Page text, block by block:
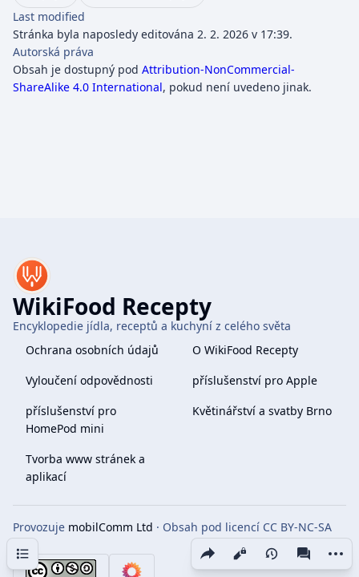
Share this page
Zobrazení
Obsah
Last modified
Stránka byla naposledy editována 2. 2. 2026 v 17:39.
Autorská práva
Obsah je dostupný pod Attribution-NonCommercial-
ShareAlike 4.0 International, pokud není uvedeno jinak.
WikiFood Recepty
Encyklopedie jídla, receptů a kuchyní z celého světa
Ochrana osobních údajů
O WikiFood Recepty
Vyloučení odpovědnosti
příslušenství pro Apple
příslušenství pro
HomePod mini
Květinářství a svatby Brno
Tvorba www stránek a
aplikací
Provozuje mobilComm Ltd · Obsah pod licencí CC BY-NC-SA
4.0